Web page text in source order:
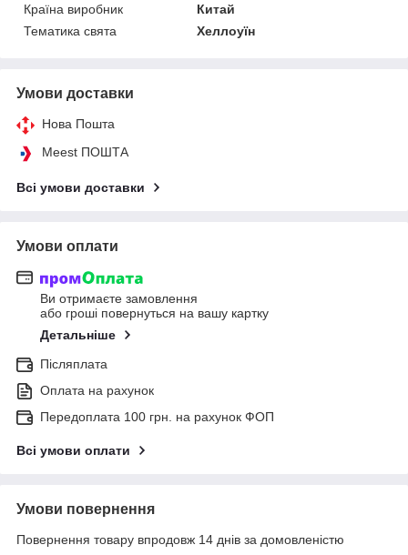
Країна виробник
Китай
Тематика свята
Хеллоуїн
Умови доставки
Нова Пошта
Meest ПОШТА
Всі умови доставки
Умови оплати
Ви отримаєте замовлення
або гроші повернуться на вашу картку
Детальніше
Післяплата
Оплата на рахунок
Передоплата 100 грн. на рахунок ФОП
Всі умови оплати
Умови повернення
Повернення товару впродовж 14 днів за домовленістю